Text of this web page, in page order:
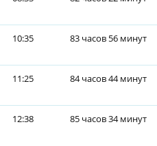
10:35 83 часов 56 минут
11:25 84 часов 44 минут
12:38 85 часов 34 минут